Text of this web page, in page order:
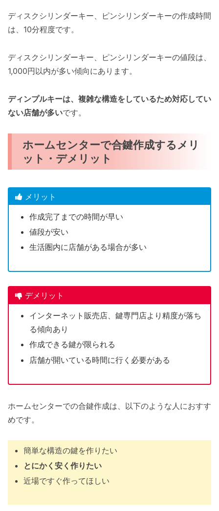
ディスクシリンダーキー、ピンシリンダーキーの作成時間
は、10分程度です。
ディスクシリンダーキー、ピンシリンダーキーの値段は、
1,000円以内が多い傾向にあります。
ディンプルキーは、複雑な構造をしているため対応してい
ない店舗が多いです。
ホームセンターで合鍵作成するメリ
ット・デメリット
メリット
作成完了までの時間が早い
値段が安い
生活圏内に店舗がある場合が多い
デメリット
インターネット販売店、鍵専門店より精度が落ち
る傾向あり
作成できる鍵が限られる
店舗が開いている時間に行く必要がある
ホームセンターでの合鍵作成は、以下のような人におすす
めです。
簡単な構造の鍵を作りたい
とにかく安く作りたい
近場ですぐ作ってほしい